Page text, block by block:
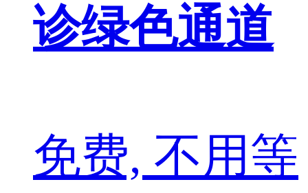
诊绿色通道
免费, 不用等